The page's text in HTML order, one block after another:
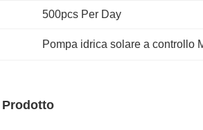
500pcs Per Day
Pompa idrica solare a controllo
Prodotto